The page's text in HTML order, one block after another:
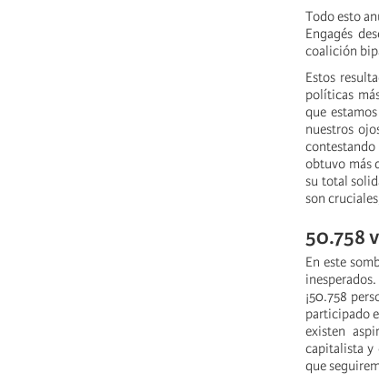
Todo esto
Engagés
coalición
Estos
políticas
que
nuestros
contestando
obtuvo más
su total
son
50.758
En este
¡50.758
participado
existen
capitalista y
que